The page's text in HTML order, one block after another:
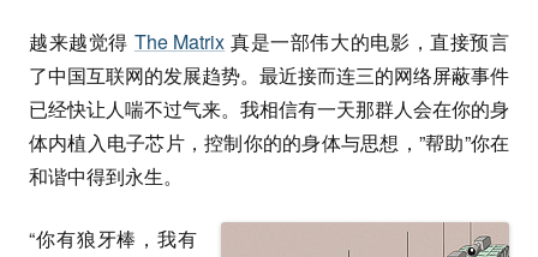
越来越觉得 The Matrix 真是一部伟大的电影，直接预言
了中国互联网的发展趋势。最近接而连三的网络屏蔽事件
已经快让人喘不过气来。我相信有一天那群人会在你的身
体内植入电子芯片，控制你的的身体与思想，”帮助”你在
和谐中得到永生。
“你有狼牙棒，我有